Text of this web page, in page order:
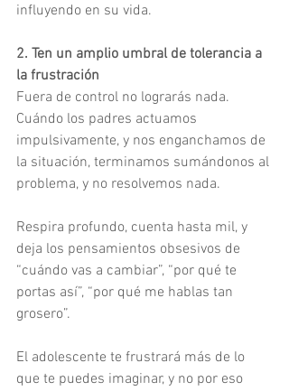
influyendo en su vida.
2. Ten un amplio umbral de tolerancia a
la frustración
Fuera de control no lograrás nada.
Cuándo los padres actuamos
impulsivamente, y nos enganchamos de
la situación, terminamos sumándonos al
problema, y no resolvemos nada.
Respira profundo, cuenta hasta mil, y
deja los pensamientos obsesivos de
“cuándo vas a cambiar”, “por qué te
portas así”, “por qué me hablas tan
grosero”.
El adolescente te frustrará más de lo
que te puedes imaginar, y no por eso